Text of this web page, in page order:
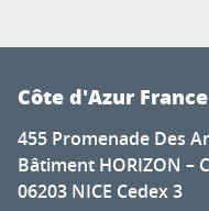
Côte d'Azur
455 Promenade Des
Bâtiment HORIZON –
06203 NICE Cedex 3